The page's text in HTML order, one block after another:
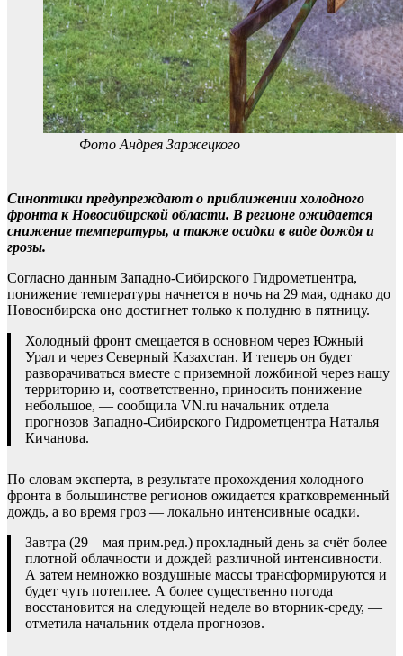
Фото Андрея Заржецкого
Синоптики предупреждают о приближении холодного
фронта к Новосибирской области. В регионе ожидается
снижение температуры, а также осадки в виде дождя и
грозы.
Согласно данным Западно-Сибирского Гидрометцентра,
понижение температуры начнется в ночь на 29 мая, однако до
Новосибирска оно достигнет только к полудню в пятницу.
Холодный фронт смещается в основном через Южный
Урал и через Северный Казахстан. И теперь он будет
разворачиваться вместе с приземной ложбиной через нашу
территорию и, соответственно, приносить понижение
небольшое, — сообщила VN.ru начальник отдела
прогнозов Западно-Сибирского Гидрометцентра Наталья
Кичанова.
По словам эксперта, в результате прохождения холодного
фронта в большинстве регионов ожидается кратковременный
дождь, а во время гроз — локально интенсивные осадки.
Завтра (29 – мая прим.ред.) прохладный день за счёт более
плотной облачности и дождей различной интенсивности.
А затем немножко воздушные массы трансформируются и
будет чуть потеплее. А более существенно погода
восстановится на следующей неделе во вторник-среду, —
отметила начальник отдела прогнозов.